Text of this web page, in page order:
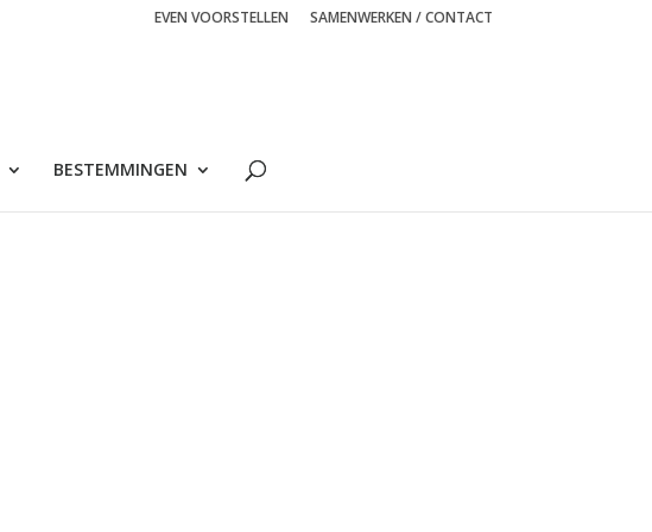
EVEN VOORSTELLEN SAMENWERKEN / CONTACT
BESTEMMINGEN